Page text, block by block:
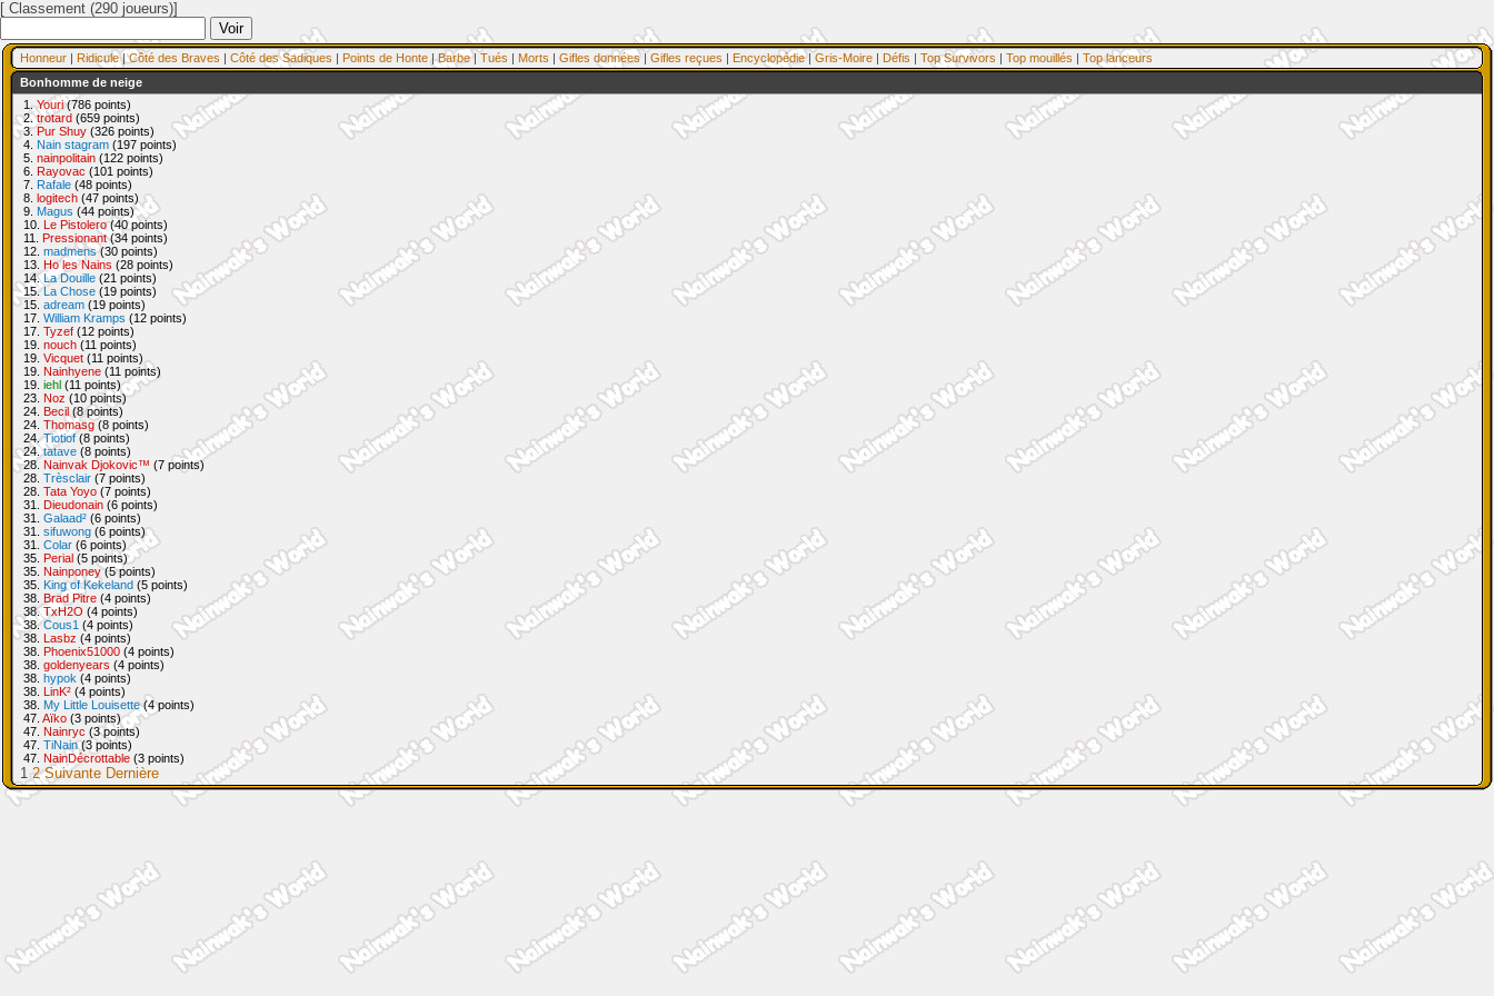
[ Classement (290 joueurs)]
Honneur | Ridicule|Côté des Braves | Côté des Sadiques | Points de Honte |Barbe| Tués | Morts | Gifles données | Gifles reçues | Encyclopédie| Gris-Moire | Défis | Top Survivors | Top mouillés | Top lanceurs
Bonhomme de neige
1. Youri(786 points)
2.trotard (659 points)
3. Pur Shuy (326 points)
4. Nain stagram (197 points)
5. nainpolitain (122 points)
6. Rayovac (101 points)
7. Rafale (48 points)
8. logitech (47 points)
9. Magus (44 points)
10. Le Pistolero(40 points)
11. Pressionant(34 points)
12. madmens(30 points)
13. Ho les Nains (28 points)
14.La Douille (21 points)
15.La Chose (19 points)
15. adream (19 points)
17. William Kramps (12 points)
17. Tyzef (12 points)
19. nouch (11 points)
19. Vicquet (11 points)
19. Nainhyene (11 points)
19. iehl (11 points)
23. Noz (10 points)
24. Becil (8 points)
24. Thomasg(8 points)
24.Tiotiof(8 points)
24.tatave (8 points)
28. Nainvak Djokovic™ (7 points)
28. Trèsclair (7 points)
28. Tata Yoyo (7 points)
31. Dieudonain (6 points)
31. Galaad² (6 points)
31. sifuwong (6 points)
31. Colar (6 points)
35. Perial (5 points)
35. Nainponey(5 points)
35. King of Kekeland (5 points)
38. Brad Pitre (4 points)
38.TxH2O (4 points)
38.Cous1 (4 points)
38. Lasbz (4 points)
38. Phoenix51000 (4 points)
38. goldenyears (4 points)
38. hypok (4 points)
38. LinK² (4 points)
38. My Little Louisette(4 points)
47. Aïko (3 points)
47. Nainryc (3 points)
47. TiNain(3 points)
47. NainDécrottable (3 points)
1 2 Suivante Dernière